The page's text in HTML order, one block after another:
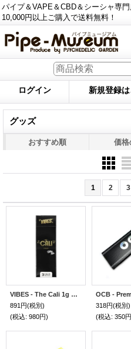
パイプ＆VAPE＆CBD＆シーシャ専
10,000円以上ご購入で送料無料！
ログイン 新規登録
グッズ
おすすめ順 価格
1 2 3
VIBES - The Cali 1g Ultra Thin 3本入り バイブス キングサイズ ローズ プレロール 太巻き 極薄
891円(税別)
(税込: 980円)
318円(税別)
(税込: 350